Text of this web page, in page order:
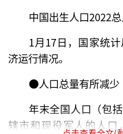
中国出生人口2022
1月17日，国家统
济运行情况。
●人口总量有所减少
年末全国人口（包
辖市和现役军人的人